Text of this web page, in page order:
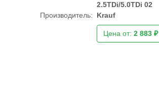
2.5TDi/5.0TDi 02
Производитель:
Krauf
Цена от:2 883 ₽